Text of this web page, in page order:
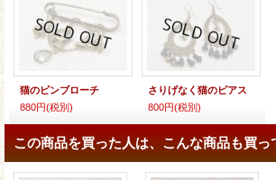
猫のピンブローチ
880円(税別)
さりげなく猫のピアス
800円(税別)
この商品を買った人は、こんな商品も買っ